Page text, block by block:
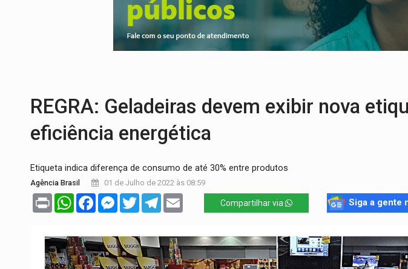
PREVISÃO:Interior de Rondônia terá sábado (8) de calor intenso e
INFRAESTRUTURA:Após quase 30 anos de espera, asfalto chega ao
REGRA: Geladeiras devem exibir nova
eficiência energética
Etiqueta indica diferença de consumo de até 30% entre produtos
Agência Brasil 01 de Julho de 2022 às 08:59
Print WhatsAppFacebookMessenger
TwitterTelegram Compartilhar via Siga a gente